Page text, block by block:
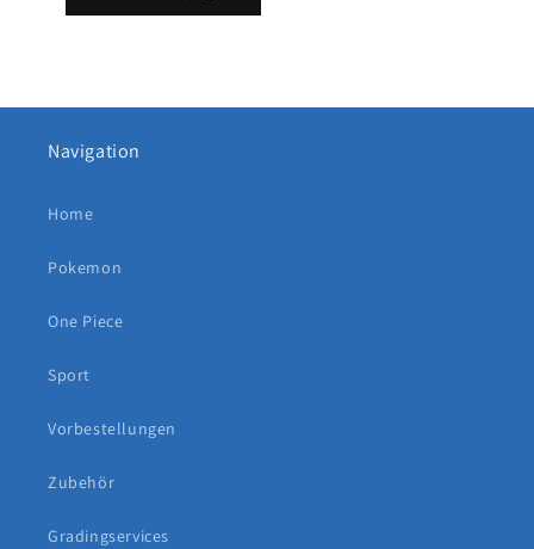
Navigation
Home
Pokemon
One Piece
Sport
Vorbestellungen
Zubehör
Gradingservices